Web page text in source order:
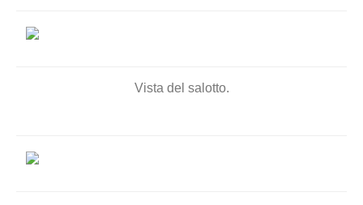
Vista del salotto.